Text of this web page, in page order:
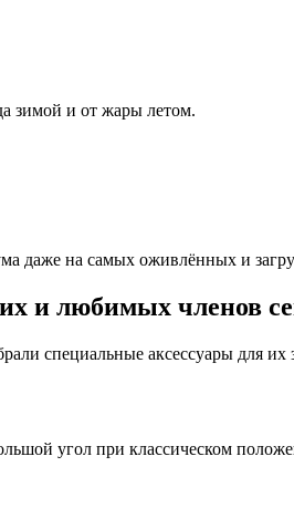
зимой и от жары летом.
даже на самых оживлённых и
и любимых членов
специальные аксессуары для их
угол при классическом